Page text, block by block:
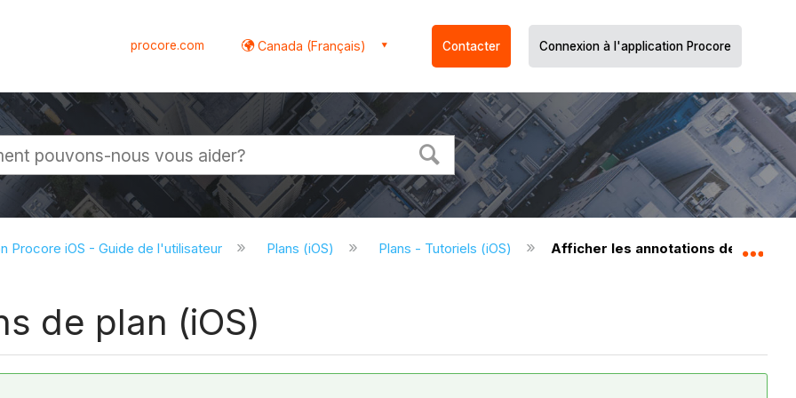
procore.com Canada (Français) Contacter Connexion à l'application Procore
Procore iOS - Guide de l'utilisateur Plans (iOS) Plans - Tutoriels (iOS) Afficher les annotations de plan
de plan (iOS)